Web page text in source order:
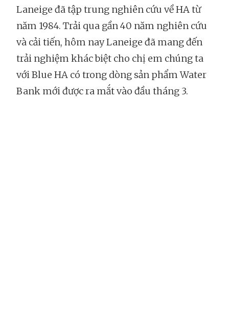
Laneige đã tập trung nghiên cứu về HA từ
năm 1984. Trải qua gần 40 năm nghiên cứu
và cải tiến, hôm nay Laneige đã mang đến
trải nghiệm khác biệt cho chị em chúng ta
với Blue HA có trong dòng sản phẩm Water
Bank mới được ra mắt vào đầu tháng 3.